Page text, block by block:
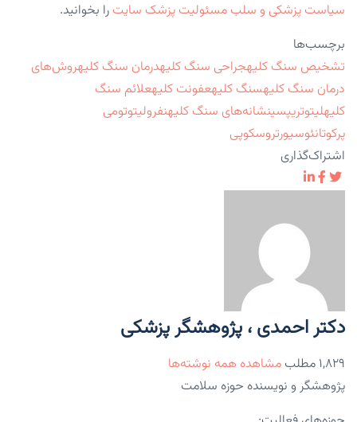
سیاست پزشکی و سلب مسئولیت پزشک سایت را بخوانید.
برچسب‌ها
تشخیص سنگ کلیهجراحی سنگ کلیهدرمان سنگ کلیهروش‌های
درمان سنگ کلیهسنگ کلیهعفونت کلیهعلائم سنگ
کلیهلیتوتریپسینشانه‌های سنگ کلیهنفرولیتوتومی
پرکوتانئوسیورتروسکوپی
اشتراک‌گذاری
دکتر احمدی ، پژوهشگر پزشکی
۱,۸۲۹ مطلب
مشاهده همه نوشته‌ها
پژوهشگر و نویسنده حوزه سلامت